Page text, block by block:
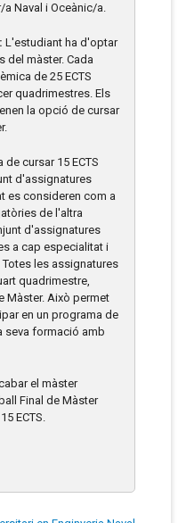
Naval i Oceànic/a.
L'estudiant ha d'optar
del màster. Cada
de 25 ECTS
quadrimestres. Els
la opció de cursar
cursar 15 ECTS
d'assignatures
es consideren com a
de l'altra
d'assignatures
a cap especialitat i
les assignatures
quadrimestre,
Màster. Això permet
en un programa de
seva formació amb
el màster
Final de Màster
ECTS.